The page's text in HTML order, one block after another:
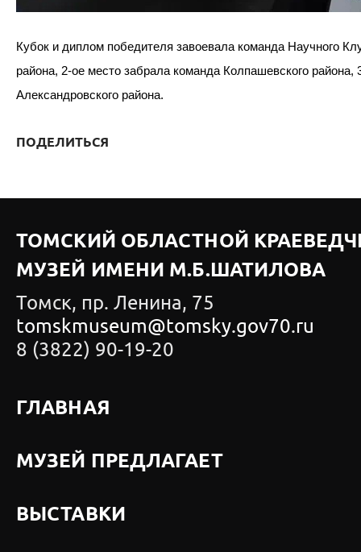
Кубок и диплом победителя завоевала команда Научного
района, 2-ое место забрала команда Колпашевского
Александровского района.
ПОДЕЛИТЬСЯ
ТОМСКИЙ ОБЛАСТНОЙ
МУЗЕЙ ИМЕНИ М.Б.ШАТИЛОВА
Томск, пр. Ленина, 75
tomskmuseum@tomsky.gov70.ru
8 (3822) 90-19-20
ГЛАВНАЯ
МУЗЕЙ ПРЕДЛАГАЕТ
ВЫСТАВКИ